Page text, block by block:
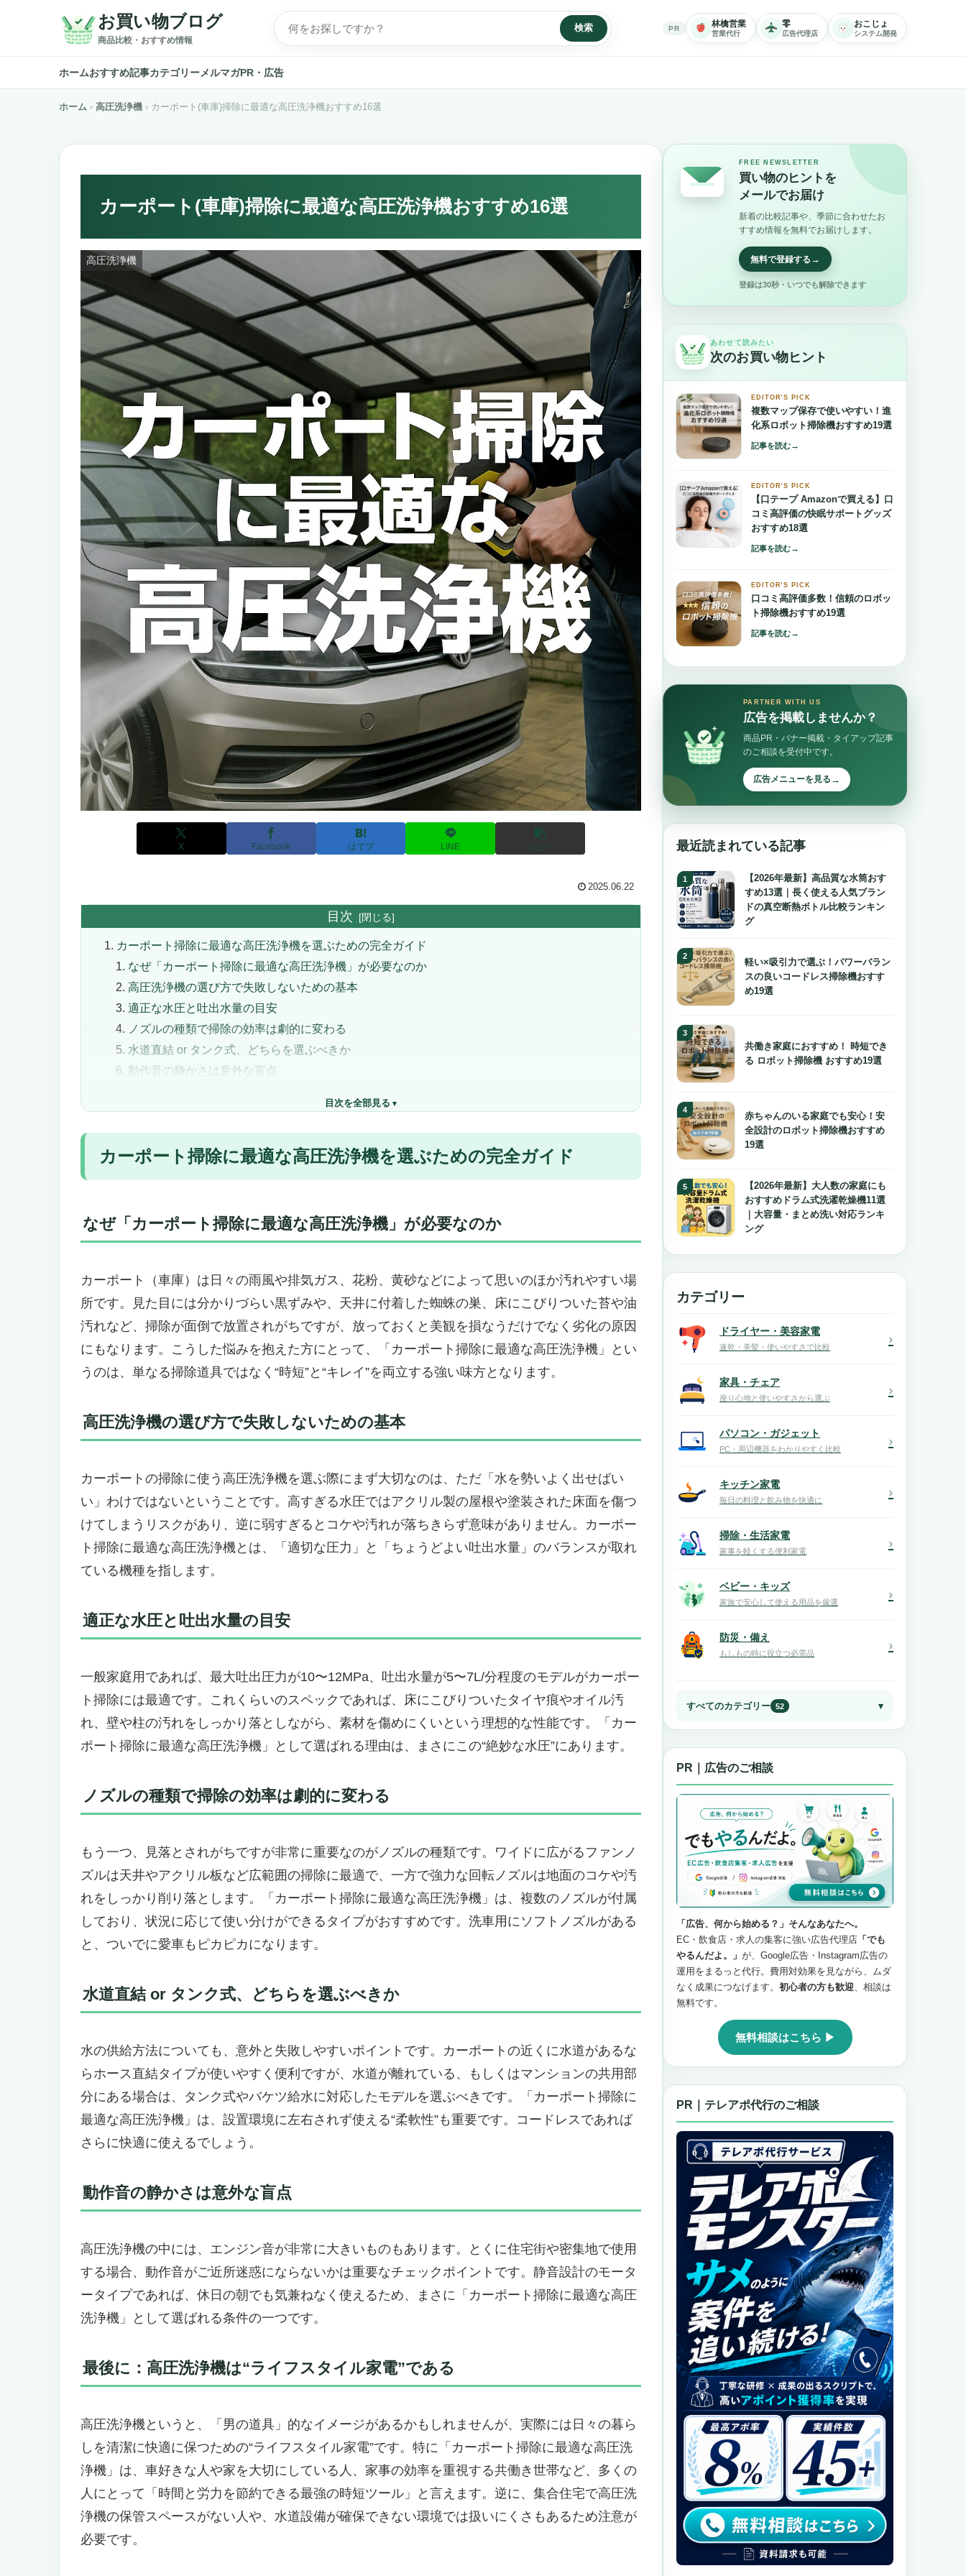
お買い物ブログ
商品比較・おすすめ情報
検索 PR
林檎営業
営業代行
零
広告代理店
おこじょ
システム開発
ホームおすすめ記事カテゴリーメルマガPR・広告
ホーム 高圧洗浄機 カーポート(車庫)掃除に最適な高圧洗浄機おすすめ16選
カーポート(車庫)掃除に最適な高圧洗浄機おすすめ16選
高圧洗浄機
X Facebook はてブ LINE コピー
2025.06.22
目次
カーポート掃除に最適な高圧洗浄機を選ぶための完全ガイド
なぜ「カーポート掃除に最適な高圧洗浄機」が必要なのか
高圧洗浄機の選び方で失敗しないための基本
適正な水圧と吐出水量の目安
ノズルの種類で掃除の効率は劇的に変わる
水道直結 or タンク式、どちらを選ぶべきか
動作音の静かさは意外な盲点
カーポート(車庫)掃除に最適な高圧洗浄機おすすめ16選
Northstar ガス冷水ポータブル高圧洗浄機 4200 PSI｜ホンダエンジン搭載モデル
カーポート(車庫)掃除に最適な高圧洗浄機を探しているあなたへ
こういう方にはとくにオススメです
カーポート掃除に革命を。圧倒的なプロ仕様の高圧洗浄体験
プロの現場でも選ばれる、RAYNELの本気仕様
操作性も快適、動きもスムーズ。だからストレスがない
こんな人にオススメ。逆に、こんな人はちょっと待って
Giraffe Tools Grandfalls 高圧洗浄機 PRO — カーポート掃除の“革命”を起こす一台
ん。
壁掛け式だからこそ実現できた“使いやすさ”と“美しさ”の両立
家族みんなで使える安心設計と、TSS機能による節電＆安全性
こんな人には間違いなくおすすめ
でも、こういう人にはちょっと向かないかも
まとめ：一度使えば、もう他には戻れない。ガレージ周りの掃除革命をあなたの手に。
【VEVOR 高圧洗浄機表面クリーナー 24インチ】 カーポート（車庫）掃除の面倒を、秒速で快
24インチの圧倒的洗浄力が、車庫の広範囲を一気にキレイにする
まとめ：プロ品質の掃除を、自宅のカーポートで実現したい人にこそ
ケルヒャー HD 4/11 C Bp：コードレス革命で、カーポート掃除の常識が変わる
電源コードから解放されるという選択──それはカーポート掃除を「自由」にする
高圧11MPa × 400L/hの実力派：エコモードでも想像以上の洗浄力
カーポート掃除の未来へ──この一台があなたの時間と手間を変える
もう車庫の汚れに悩まない。カーポート掃除に最適な高圧洗浄機がここにある。
スタイリッシュ×パワフル。カーポートに常設したくなる存在感。
「洗車だけ」じゃもったいない。ベランダ、玄関、外壁にも活躍。
こんな人には超おすすめ。でも、こういう人には微妙かも。
まとめ：迷っているなら、最初の1台に選ぶべき名機。
頑固な汚れも一掃！「面倒だった車庫掃除」が今日から“爽快なルーティン”に変わる
「電源が届かない」「ホースが短い」そんな悩みからも解放される
最後に：カーポート掃除の“決定打”が欲しいあなたへ
Simpson Megashot MS61221｜プロ並みの洗浄力で「カーポート(車庫)掃除」を劇的に変える
ガス高圧洗浄機
汚れの蓄積に終止符を──本気の車庫掃除に選ばれる理由
本気の人にこそ選ばれる「タフネス＆フレキシビリティ」
頑丈で長く使える構造が、投資としても魅力
カーポート掃除を“作業”から“快感”へ
【ホースの扱いが面倒くさい？もうその悩みは不要です】
【洗浄力も、繊細さも、ワンタッチで切り替え】
【「安全性」も一流。トリガーを放せば自動でストップ】
カーポートの頑固な汚れに、圧倒的な威力を。 【新ダイワ エンジン高圧洗浄機 パイプフレー
「カーポート掃除に最適な高圧洗浄機」を探しているあなたへ
妥協しないパワーで、プロ仕様の洗浄力を家庭にも
こういう人にこそ使ってほしい、逆にこういう人には…
洗浄だけじゃない。「達成感」まで洗い流してくれる快感
マキタ 高圧洗浄機 HW111 110bar 「車庫まわりの汚れが面白いほど落ちる」高圧洗浄体験を、
あなたに。
ガレージ掃除に革命。110バールの高圧水流で、頑固な汚れも一撃。
目次を全部見る
カーポート掃除に最適な高圧洗浄機を選ぶための完全ガイド
なぜ「カーポート掃除に最適な高圧洗浄機」が必要なのか
カーポート（車庫）は日々の雨風や排気ガス、花粉、黄砂などによって思いのほか汚れやすい場
所です。見た目には分かりづらい黒ずみや、天井に付着した蜘蛛の巣、床にこびりついた苔や油
汚れなど、掃除が面倒で放置されがちですが、放っておくと美観を損なうだけでなく劣化の原因
にもなります。こうした悩みを抱えた方にとって、「カーポート掃除に最適な高圧洗浄機」とい
うのは、単なる掃除道具ではなく“時短”と“キレイ”を両立する強い味方となります。
高圧洗浄機の選び方で失敗しないための基本
カーポートの掃除に使う高圧洗浄機を選ぶ際にまず大切なのは、ただ「水を勢いよく出せばい
い」わけではないということです。高すぎる水圧ではアクリル製の屋根や塗装された床面を傷つ
けてしまうリスクがあり、逆に弱すぎるとコケや汚れが落ちきらず意味がありません。カーポー
ト掃除に最適な高圧洗浄機とは、「適切な圧力」と「ちょうどよい吐出水量」のバランスが取れ
ている機種を指します。
適正な水圧と吐出水量の目安
一般家庭用であれば、最大吐出圧力が10〜12MPa、吐出水量が5〜7L/分程度のモデルがカーポー
ト掃除には最適です。これくらいのスペックであれば、床にこびりついたタイヤ痕やオイル汚
れ、壁や柱の汚れをしっかり落としながら、素材を傷めにくいという理想的な性能です。「カー
ポート掃除に最適な高圧洗浄機」として選ばれる理由は、まさにこの“絶妙な水圧”にあります。
ノズルの種類で掃除の効率は劇的に変わる
もう一つ、見落とされがちですが非常に重要なのがノズルの種類です。ワイドに広がるファンノ
ズルは天井やアクリル板など広範囲の掃除に最適で、一方で強力な回転ノズルは地面のコケや汚
れをしっかり削り落とします。「カーポート掃除に最適な高圧洗浄機」は、複数のノズルが付属
しており、状況に応じて使い分けができるタイプがおすすめです。洗車用にソフトノズルがある
と、ついでに愛車もピカピカになります。
水道直結 or タンク式、どちらを選ぶべきか
水の供給方法についても、意外と失敗しやすいポイントです。カーポートの近くに水道があるな
らホース直結タイプが使いやすく便利ですが、水道が離れている、もしくはマンションの共用部
分にある場合は、タンク式やバケツ給水に対応したモデルを選ぶべきです。「カーポート掃除に
最適な高圧洗浄機」は、設置環境に左右されず使える“柔軟性”も重要です。コードレスであれば
さらに快適に使えるでしょう。
動作音の静かさは意外な盲点
高圧洗浄機の中には、エンジン音が非常に大きいものもあります。とくに住宅街や密集地で使用
する場合、動作音がご近所迷惑にならないかは重要なチェックポイントです。静音設計のモータ
ータイプであれば、休日の朝でも気兼ねなく使えるため、まさに「カーポート掃除に最適な高圧
洗浄機」として選ばれる条件の一つです。
最後に：高圧洗浄機は“ライフスタイル家電”である
高圧洗浄機というと、「男の道具」的なイメージがあるかもしれませんが、実際には日々の暮ら
しを清潔に快適に保つための“ライフスタイル家電”です。特に「カーポート掃除に最適な高圧洗
浄機」は、車好きな人や家を大切にしている人、家事の効率を重視する共働き世帯など、多くの
人にとって「時間と労力を節約できる最強の時短ツール」と言えます。逆に、集合住宅で高圧洗
浄機の保管スペースがない人や、水道設備が確保できない環境では扱いにくさもあるため注意が
必要です。
FREE NEWSLETTER
買い物のヒントを
メールでお届け
新着の比較記事や、季節に合わせたお
すすめ情報を無料でお届けします。
無料で登録する →
登録は30秒・いつでも解除できます
あわせて読みたい
次のお買い物ヒント
EDITOR’S PICK
複数マップ保存で使いやすい！進
化系ロボット掃除機おすすめ19選
記事を読む→
EDITOR’S PICK
【口テープ Amazonで買える】口
コミ高評価の快眠サポートグッズ
おすすめ18選
記事を読む→
EDITOR’S PICK
口コミ高評価多数！信頼のロボッ
ト掃除機おすすめ19選
記事を読む→
PARTNER WITH US
広告を掲載しませんか？
商品PR・バナー掲載・タイアップ記事
のご相談を受付中です。
広告メニューを見る →
最近読まれている記事
【2026年最新】高品質な水筒おす
すめ13選｜長く使える人気ブラン
ドの真空断熱ボトル比較ランキン
グ
軽い×吸引力で選ぶ！パワーバラン
スの良いコードレス掃除機おすす
め19選
共働き家庭におすすめ！ 時短でき
る ロボット掃除機 おすすめ19選
赤ちゃんのいる家庭でも安心！安
全設計のロボット掃除機おすすめ
19選
【2026年最新】大人数の家庭にも
おすすめドラム式洗濯乾燥機11選
｜大容量・まとめ洗い対応ランキ
ング
カテゴリー
ドライヤー・美容家電
速乾・美髪・使いやすさで比較 ›
家具・チェア
座り心地と使いやすさから選ぶ ›
パソコン・ガジェット
PC・周辺機器をわかりやすく比較 ›
キッチン家電
毎日の料理と飲み物を快適に ›
掃除・生活家電
家事を軽くする便利家電 ›
ベビー・キッズ
家族で安心して使える用品を厳選 ›
防災・備え
もしもの時に役立つ必需品 ›
すべてのカテゴリー 52
PR｜広告のご相談
「広告、何から始める？」そんなあなたへ。
EC・飲食店・求人の集客に強い広告代理店 「でも
やるんだよ。」 が、Google広告・Instagram広告の
運用をまるっと代行。費用対効果を見ながら、ムダ
なく成果につなげます。 初心者の方も歓迎 、相談は
無料です。
無料相談はこちら ▶
PR｜テレアポ代行のご相談